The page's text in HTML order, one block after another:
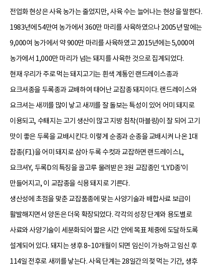
전업화 현상은 사육 농가는 줄었지만, 사육 수는 늘어나는 현상을 말한다.
1983년에 54만여 농가에서 360만 마리를 사육하였으나 2005년 말에는
9,000여 농가에서 약 900만 마리를 사육하였고 2015년에는 5,000여
농가에서 1,000만 마리가 넘는 돼지를 사육한 것으로 집계되었다.
현재 우리가 주로 먹는 돼지고기는 흰색 계통인 랜드레이스종과
요크셔종을 두록종과 교배하여 태어난 교잡종 돼지이다. 랜드레이스와
요크셔는 새끼를 많이 낳고 새끼를 잘 돌보는 특성이 있어 어미 돼지로
이용되고, 수퇘지는 고기 생산이 많고 지방 침착(마블링)이 잘 되어 고기
맛이 좋은 두록을 교배시킨다. 이렇게 순종과 순종을 교배시켜 나온 1대
잡종(F1)을 어미 돼지로 삼아 두록 수컷과 교잡하면 랜드레이스L,
요크셔Y, 두록D의 특징을 골고루 물려받은 3원 교잡종인 ‘LYD종’이
만들어지고, 이 교잡종을 식용 돼지로 기른다.
생산성에 초점을 맞춘 교잡품종에 맞는 사양기술과 배합사료 보급이
활발해지면서 양돈은 더욱 확장되었다. 각각의 성장 단계와 용도별로
사료와 사양기술이 세분화되어 짧은 시간 안에 목표 체중에 도달하도록
설계되어 있다. 돼지는 생후 8~10개월이 되면 임신이 가능하고 임신 후
114일 전후로 새끼를 낳는다. 사육 단계는 28일간의 젖 먹는 기간, 생후